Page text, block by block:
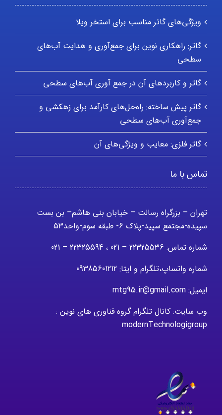
ویژگی‌های گاتر مناسب برای استخر ویلا
گاتر: راهکاری نوین برای جمع‌آوری و هدایت آب‌های
سطحی
گاتر و کاربردهای آن در جمع آوری آب‌های سطحی
گاتر پیش ساخته: راه‌حل‌های کارآمد برای زهکشی و
جمع‌آوری آب‌های سطحی
گاتر فلزی: معایب و ویژگی‌های آن
تماس با ما
تهران – بزرگراه رسالت – خیابان بنی هاشم– بن بست
سپیده-مجتمع سپید-پلاک 6- طبقه سوم-واحد53
شماره تماس: 22325536 – 021 ، 22325594 – 021
شماره واتساپ،تلگرام و ایتا: 09385601212
ایمیل: mtg95.ir@gmail.com
وب سایت: کانال تلگرام گروه فناوری های نوین :
modernTechnologigroup